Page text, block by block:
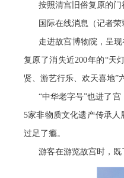
按照清宫旧俗复原的门
国际在线消息（记者
走进故宫博物院，呈
复原了消失近200年的“天
贤、游艺行乐、欢天喜地”
“中华老字号”也进了
5家非物质文化遗产传承
过足了瘾。
游客在游览故宫时，